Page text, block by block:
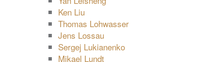
Ken Liu
Thomas Lohwasser
Jens Lossau
Sergej Lukianenko
Mikael Lundt